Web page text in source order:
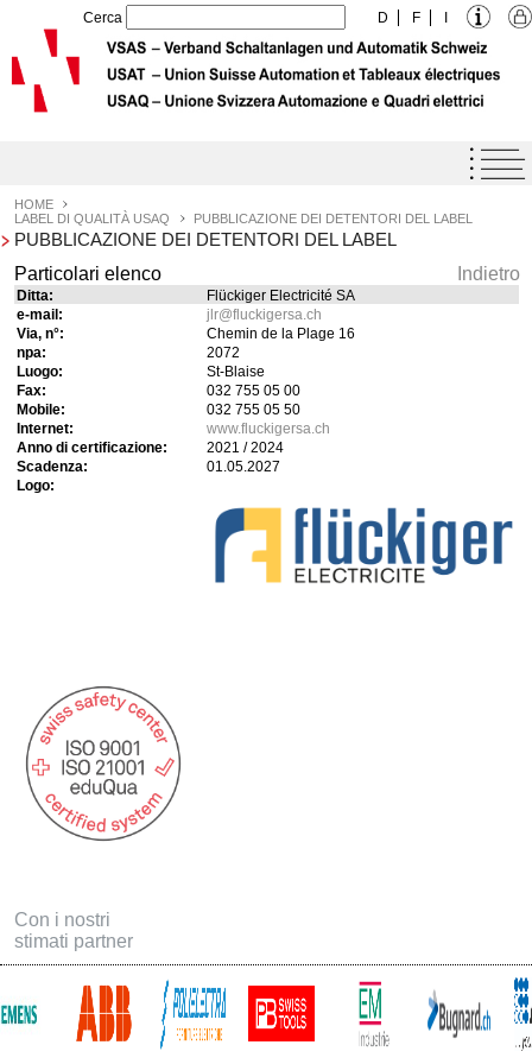
Cerca D F
Agenda
Label di Qualità USAQ
Prestazioni
L'Unione
Formazione
Downloads
Offerte di lavoro
Contatto
HOME
LABEL DI QUALITÀ USAQ
PUBBLICAZIONE DEI DETENTORI DEL LABEL
PUBBLICAZIONE DEI DETENTORI DEL LABEL
Particolari elenco
Indietro
Ditta:
Flückiger Electricité SA
e-mail:
jlr@fluckigersa.ch
Via, n°:
Chemin de la Plage 16
npa:
2072
Luogo:
St-Blaise
Fax:
032 755 05 00
Mobile:
032 755 05 50
Internet:
www.fluckigersa.ch
Anno di certificazione:
2021 / 2024
Scadenza:
01.05.2027
Logo:
Con i nostri
stimati partner